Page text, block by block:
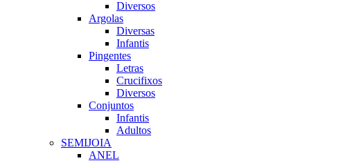
Diversos
Argolas
Diversas
Infantis
Pingentes
Letras
Crucifixos
Diversos
Conjuntos
Infantis
Adultos
SEMIJOIA
ANEL